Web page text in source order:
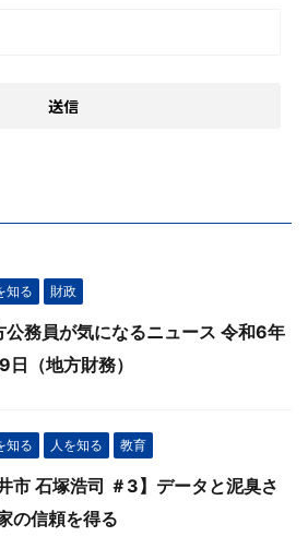
知る 財政
公務員が気になるニュース 令和6年
日（地方財務）
知る 人を知る 教育
井市 石塚浩司 ＃3】データと泥臭さ
の信頼を得る